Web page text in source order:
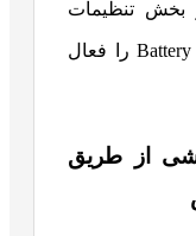
بخش تنظیمات
باتری، تیک گزینه Battery and device care را فعال
از طریق